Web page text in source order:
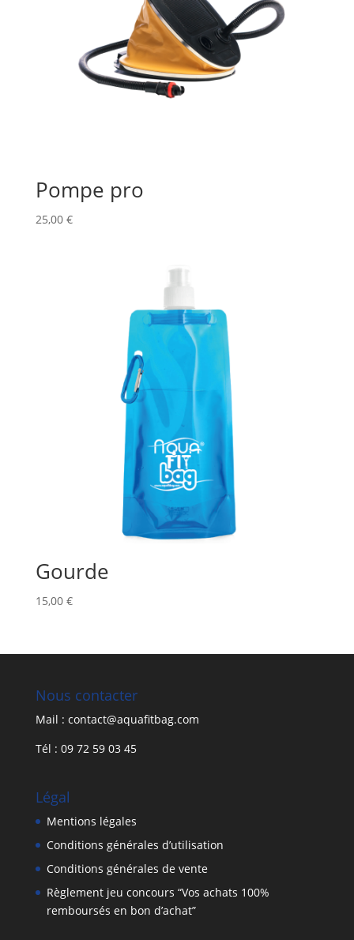
Pompe pro
25,00 €
Gourde
15,00 €
Nous contacter
Mail : contact@aquafitbag.com
Tél : 09 72 59 03 45
Légal
Mentions légales
Conditions générales d’utilisation
Conditions générales de vente
Règlement jeu concours “Vos achats 100%
remboursés en bon d’achat”